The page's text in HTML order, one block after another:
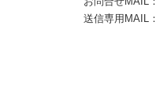
送信専用MAIL：